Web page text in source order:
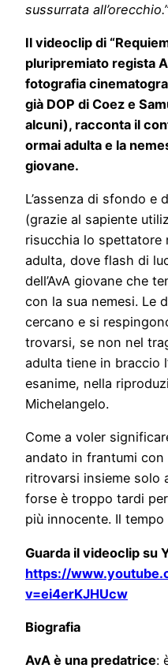
sussurrata all’orecchio.”
Il videoclip di
pluripremiato regista
fotografia
già DOP di Coez e
alcuni), racconta il
ormai adulta e la
giovane.
L’assenza di sfondo e
(grazie al sapiente
risucchia lo spettatore
adulta, dove flash di
dell’AvA giovane che
con la sua nemesi. Le
cercano e si
trovarsi, se non nel
adulta tiene in braccio
esanime, nella
Michelangelo.
Come a voler
andato in frantumi
ritrovarsi insieme solo
forse è troppo tardi
più innocente. Il
Guarda il videoclip su
https://
v=ei4erKJHUcw
Biografia
AvA è una predatrice: